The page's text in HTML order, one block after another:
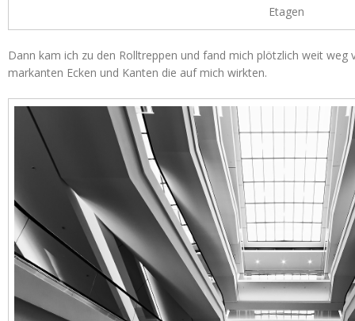
Etagen
Dann kam ich zu den Rolltreppen und fand mich plötzlich weit weg
markanten Ecken und Kanten die auf mich wirkten.